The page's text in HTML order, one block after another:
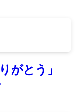
がとう」